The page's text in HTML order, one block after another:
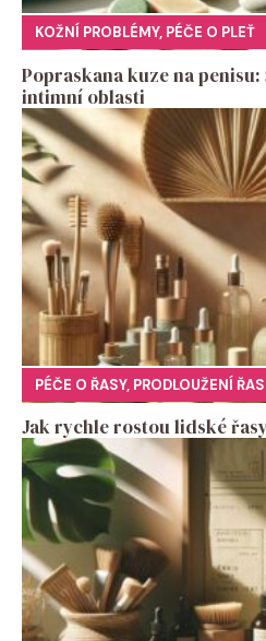
KOŽNÍ PROBLÉMY, PÉČE O PLEŤ
Popraskana kuze na
intimní oblasti
PÉČE O ŘASY, PRODLOUŽENÍ ŘAS
Jak rychle rostou lidské